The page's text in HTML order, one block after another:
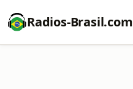
Radios-Brasil.com